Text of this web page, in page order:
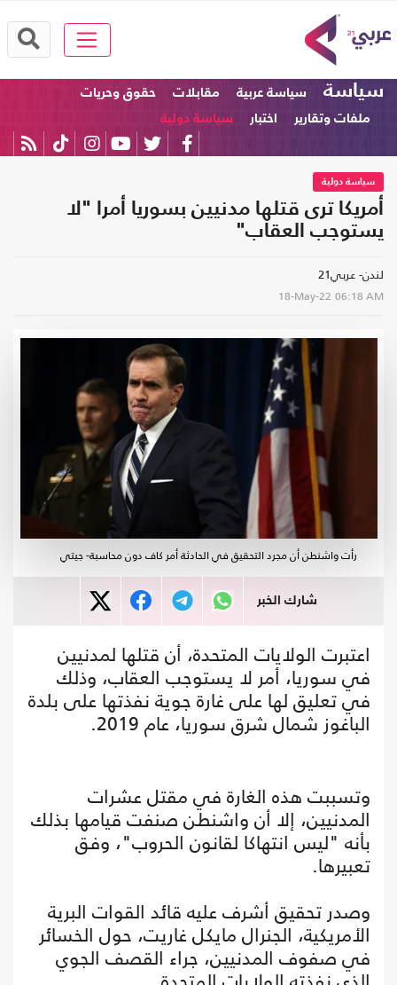
سياسة سياسة عربية مقابلات
حقوق وحريات
ملفات وتقارير
اختبار سياسة دولية
سياسة دولية
أمريكا ترى قتلها مدنيين بسوريا أمرا "لا
يستوجب العقاب"
لندن- عربي21
18-May-22 06:18 AM
رأت واشنطن أن مجرد التحقيق في الحادثة أمر كاف دون محاسبة- جيتي
شارك الخبر
اعتبرت الولايات المتحدة، أن قتلها لمدنيين
في سوريا، أمر لا يستوجب العقاب، وذلك
في تعليق لها على غارة جوية نفذتها على بلدة
الباغوز شمال شرق سوريا، عام 2019.
وتسببت هذه الغارة في مقتل عشرات
المدنيين، إلا أن واشنطن صنفت قيامها بذلك
بأنه "ليس انتهاكا لقانون الحروب"، وفق
تعبيرها.
وصدر تحقيق أشرف عليه قائد القوات البرية
الأمريكية، الجنرال مايكل غاريت، حول الخسائر
في صفوف المدنيين، جراء القصف الجوي